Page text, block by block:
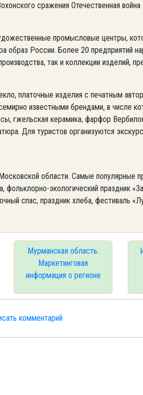
сражения Отечественная
промысловые центры,
образ России. Более 20 предприятий
так и коллекции изделий,
платочные изделия с печатным
известными брендами, в числе
гжельская керамика, фарфор
Для туристов организуются
области. Самые популярные
экологический праздник
спас, праздник хлеба, фестиваль
Мурманская область.
Маркетинговая
информация о регионе
комментарий